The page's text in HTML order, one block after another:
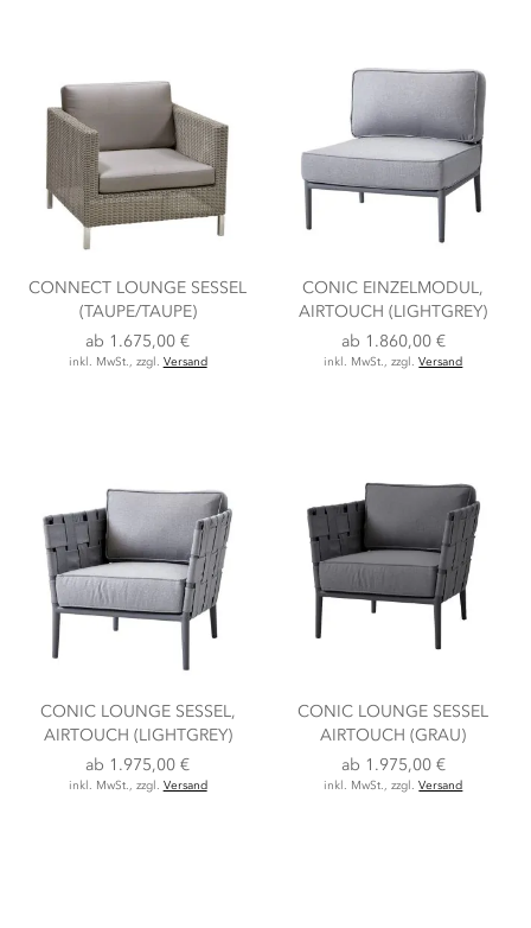
CONNECT LOUNGE SESSEL
(TAUPE/TAUPE)
ab 1.675,00 €
inkl. MwSt., zzgl. Versand
CONIC EINZELMODUL,
AIRTOUCH (LIGHTGREY)
ab 1.860,00 €
inkl. MwSt., zzgl.Versand
CONIC LOUNGE SESSEL,
AIRTOUCH (LIGHTGREY)
ab 1.975,00 €
inkl. MwSt., zzgl. Versand
CONIC LOUNGE SESSEL
AIRTOUCH (GRAU)
ab 1.975,00 €
inkl. MwSt., zzgl.Versand